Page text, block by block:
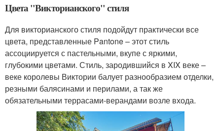
Цвета "Викторианского" стиля
Для викторианского стиля подойдут практически все
цвета, представленные Pantone – этот стиль
ассоциируется с пастельными, вкупе с яркими,
глубокими цветами. Стиль, зародившийся в XIX веке –
веке королевы Виктории балует разнообразием отделки,
резными балясинами и перилами, а так же
обязательными террасами-верандами возле входа.